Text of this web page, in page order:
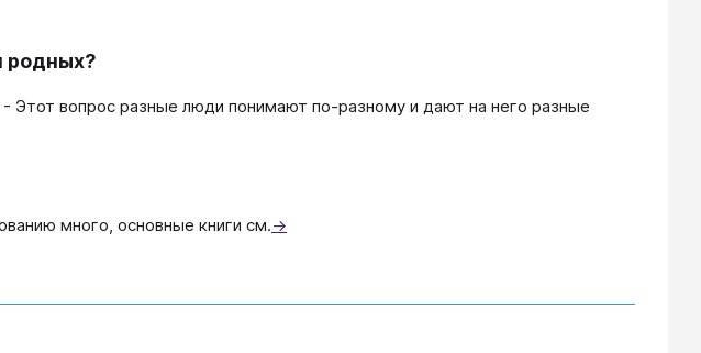
родных?
Этот вопрос разные люди понимают по-разному и дают на него разные
много, основные книги см.→